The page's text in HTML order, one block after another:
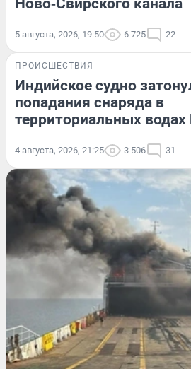
5 августа, 2026, 19:50 6 725 22
ПРОИСШЕСТВИЯ
Индийское судно
попадания снаряда в
территориальных
4 августа, 2026, 21:25 3 506 31